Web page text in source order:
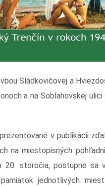
Sládkovičovej a
a na Soblahovskej
v publikácii
na miestopisných
storočia, postupne sa
jednotlivých